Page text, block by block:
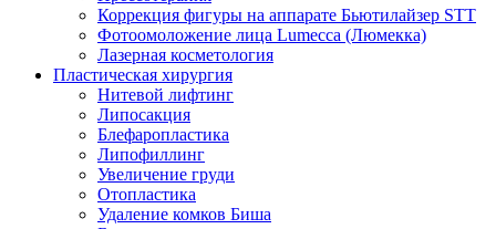
Коррекция фигуры на аппарате Бьютилайзер STT
Фотоомоложение лица Lumecca (Люмекка)
Лазерная косметология
Пластическая хирургия
Нитевой лифтинг
Липосакция
Блефаропластика
Липофиллинг
Увеличение груди
Отопластика
Удаление комков Биша